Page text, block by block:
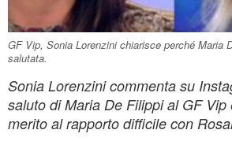
GF Vip, Sonia Lorenzini chiarisce perché Maria
salutata.
Sonia Lorenzini commenta su
saluto di Maria De Filippi al GF Vip
merito al rapporto difficile con